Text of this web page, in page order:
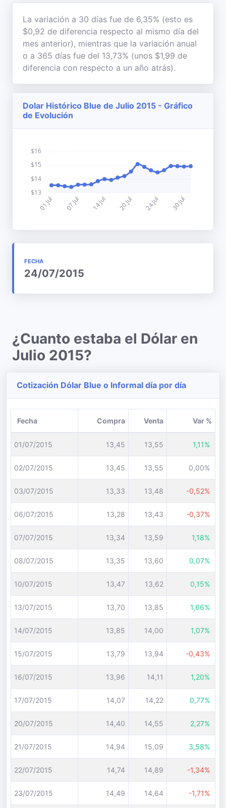
La variación a 30 días fue de 6,35% (esto es
$0,92 de diferencia respecto al mismo día del
mes anterior), mientras que la variación anual
o a 365 días fue del 13,73% (unos $1,99 de
diferencia con respecto a un año atrás).
Dolar Histórico Blue de Julio 2015 - Gráfico
de Evolución
FECHA
24/07/2015
¿Cuanto estaba el Dólar en
Julio 2015?
Cotización Dólar Blue o Informal día por día
Fecha Compra Venta Var %
01/07/2015 13,45 13,55 1,11%
02/07/2015 13,45 13,55 0,00%
03/07/2015 13,33 13,48 -0,52%
06/07/2015 13,28 13,43 -0,37%
07/07/2015 13,34 13,59 1,18%
08/07/2015 13,35 13,60 0,07%
10/07/2015 13,47 13,62 0,15%
13/07/2015 13,70 13,85 1,66%
14/07/2015 13,85 14,00 1,07%
15/07/2015 13,79 13,94 -0,43%
16/07/2015 13,96 14,11 1,20%
17/07/2015 14,07 14,22 0,77%
20/07/2015 14,40 14,55 2,27%
21/07/2015 14,94 15,09 3,58%
22/07/2015 14,74 14,89 -1,34%
23/07/2015 14,49 14,64 -1,71%